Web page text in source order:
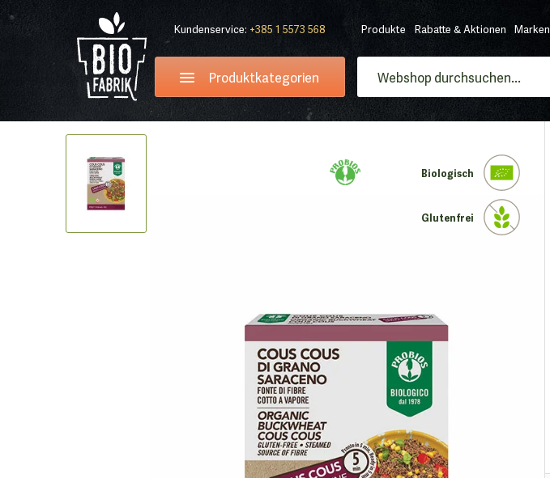
Kundenservice: +385 1 5573 568
Produktkategorien
Produkte Rabatte & Aktionen Marken
Biologisch
Glutenfrei